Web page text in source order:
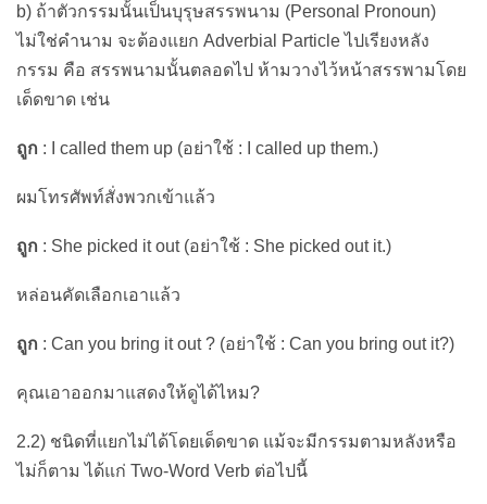
b) ถ้าตัวกรรมนั้นเป็นบุรุษสรรพนาม (Personal Pronoun)
ไม่ใช่คำนาม จะต้องแยก Adverbial Particle ไปเรียงหลัง
กรรม คือ สรรพนามนั้นตลอดไป ห้ามวางไว้หน้าสรรพามโดย
เด็ดขาด เช่น
ถูก : I called them up (อย่าใช้ : I called up them.)
ผมโทรศัพท์สั่งพวกเข้าแล้ว
ถูก : She picked it out (อย่าใช้ : She picked out it.)
หล่อนคัดเลือกเอาแล้ว
ถูก : Can you bring it out ? (อย่าใช้ : Can you bring out it?)
คุณเอาออกมาแสดงให้ดูได้ไหม?
2.2) ชนิดที่แยกไม่ได้โดยเด็ดขาด แม้จะมีกรรมตามหลังหรือ
ไม่ก็ตาม ได้แก่ Two-Word Verb ต่อไปนี้